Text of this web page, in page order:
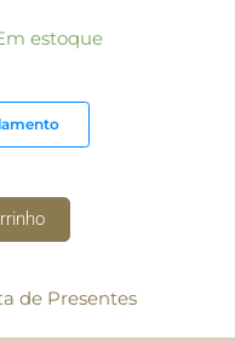
estoque
de Presentes